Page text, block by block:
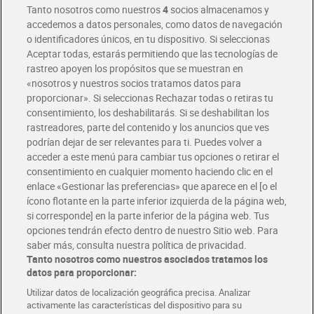
Envío gratis por compras superiores a 100€
Envío estandar por 4,99€
Glovo y Uber Eats
Solicita tu factura de Glovo o Uber Eats
Únete al CLUB Dia
Disfruta las ventajas y ofertas exclusivas.
Descárgate la APP Dia
Folletos y Tiendas
Descubre las mejores ofertas y busca tu tienda más cercana
Tarjeta MaX Dia
Te devuelve hasta 8€/mes de tus compras.
¡Solicita tu tarjeta de crédito aquí!
COMER MEJOR CADA DIA
Tanto nosotros como nuestros4socios almacenamos y
accedemos a datos personales, como datos de navegación
o identificadores únicos, en tu dispositivo. Si seleccionas
Aceptar todas, estarás permitiendo que las tecnologías de
rastreo apoyen los propósitos que se muestran en
«nosotros y nuestros socios tratamos datos para
proporcionar». Si seleccionas Rechazar todas o retiras tu
consentimiento, los deshabilitarás. Si se deshabilitan los
rastreadores, parte del contenido y los anuncios que ves
podrían dejar de ser relevantes para ti. Puedes volver a
acceder a este menú para cambiar tus opciones o retirar el
consentimiento en cualquier momento haciendo clic en el
enlace «Gestionar las preferencias» que aparece en el [o el
ícono flotante en la parte inferior izquierda de la página web,
si corresponde] en la parte inferior de la página web. Tus
opciones tendrán efecto dentro de nuestro Sitio web. Para
saber más, consulta nuestra política de privacidad.
Tanto nosotros como nuestros asociados tratamos los
datos para proporcionar:
Utilizar datos de localización geográfica precisa. Analizar
activamente las características del dispositivo para su